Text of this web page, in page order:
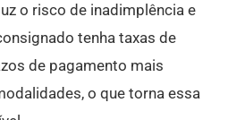
o risco de inadimplência e
tenha taxas de
de pagamento mais
o que torna essa